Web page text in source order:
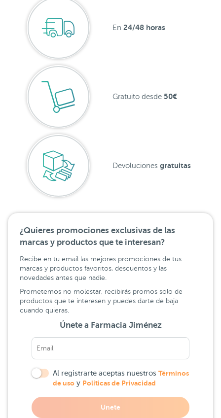
En 24/48 horas
Gratuito desde 50€
Devoluciones gratuitas
¿Quieres promociones exclusivas de las
marcas y productos que te interesan?
Recibe en tu email las mejores promociones de tus
marcas y productos favoritos, descuentos y las
novedades antes que nadie.
Prometemos no molestar, recibirás promos solo de
productos que te interesen y puedes darte de baja
cuando quieras.
Únete a Farmacia Jiménez
Al registrarte aceptas nuestros Términos
de uso y Políticas de Privacidad
Unete